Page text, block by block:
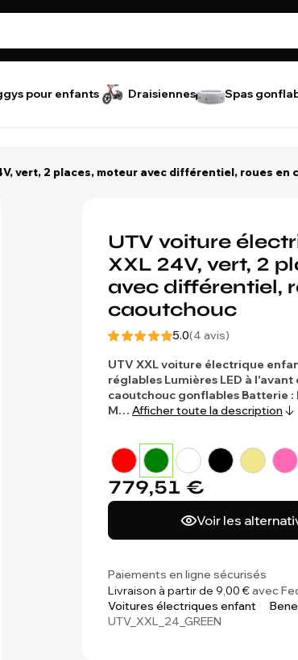
pour enfants Draisiennes Spas
vert, 2 places, moteur avec différentiel, roues en
UTV voiture
XXL 24V, vert, 2
avec différentiel,
caoutchouc
5.0(4 avis)
UTV XXL voiture électrique
réglables Lumières LED à
caoutchouc gonflables Batterie :
M… Afficher toute la description
779,51 €
Voir les
Paiements en ligne sécurisés
Livraison à partir de 9,00 €avec
Voitures électriques enfant
UTV_XXL_24_GREEN